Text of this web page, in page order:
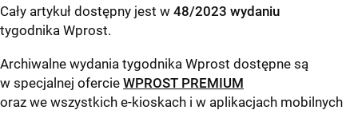
Cały artykuł dostępny jest w 48/2023 wydaniu
tygodnika Wprost.
Archiwalne wydania tygodnika Wprost dostępne są
w specjalnej ofercie WPROST PREMIUM
oraz we wszystkich e-kioskach i w aplikacjach mobilnych